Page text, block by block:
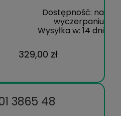
Dostępność: na
wyczerpaniu
Wysyłka w: 14 dni
329,00 zł
3865 48